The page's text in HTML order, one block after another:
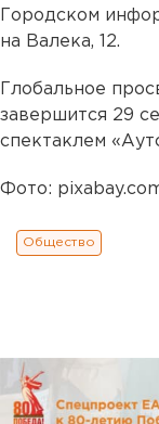
Городском
на Валека, 12.
Глобальное
завершится 29
спектаклем
Фото:
Общество